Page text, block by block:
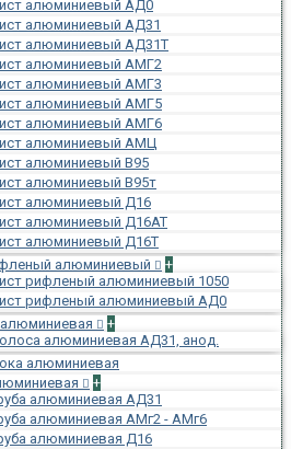
алюминиевый АД0
алюминиевый АД31
алюминиевый АД31Т
алюминиевый АМГ2
алюминиевый АМГ3
алюминиевый АМГ5
алюминиевый АМГ6
алюминиевый АМЦ
алюминиевый В95
алюминиевый В95т
алюминиевый Д16
алюминиевый Д16АТ
алюминиевый Д16Т
алюминиевый
+
рифленый алюминиевый 1050
рифленый алюминиевый АД0
+
алюминиевая АД31, анод.
алюминиевая
+
алюминиевая АД31
алюминиевая АМг2 - АМг6
алюминиевая Д16